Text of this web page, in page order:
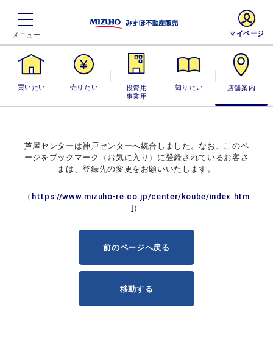
買いたい 売りたい
投資用・事業
用
知りたい 店舗案内
マイページ
芦屋センターは神戸センターへ統合しました。なお、このペ
ージをブックマーク（お気に入り）に登録されているお客さ
まは、登録先の変更をお願いいたします。
（ https://www.mizuho-re.co.jp/center/koube/index.htm
）
前のページへ戻る
移動する